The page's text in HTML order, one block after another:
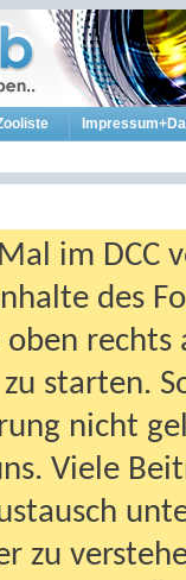
im DCC
des
oben
starten.
nicht
Viele
zu